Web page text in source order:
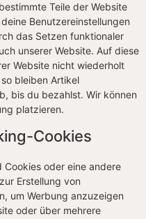
Teile der Website
Benutzereinstellungen
das Setzen funktionaler
unserer Website. Auf diese
Website nicht wiederholt
bleiben Artikel
bis du bezahlst. Wir können
platzieren.
Cookies
oder eine andere
Erstellung von
um Werbung anzuzeigen
oder über mehrere